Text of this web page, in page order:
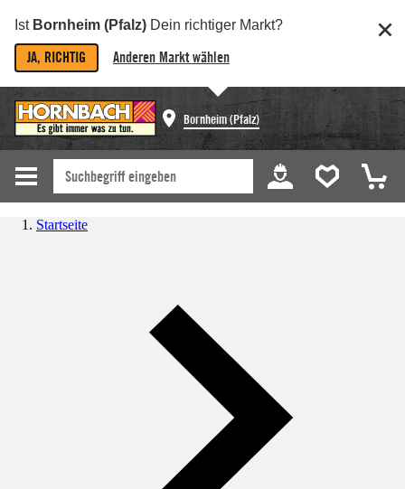
Ist Bornheim (Pfalz) Dein richtiger Markt?
JA, RICHTIG Anderen Markt wählen
Bornheim (Pfalz)
Startseite